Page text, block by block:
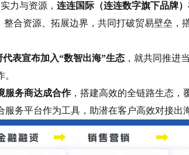
力与资源， 连连国际（连连数字旗下品牌
合资源、拓展边界，共同打破贸易壁垒，
表宣布加入“数智出海”生态 ，就共同推进
服务商达成合作，搭建高效的全链路生态，
务平台作为工具，助潜在客户高效对接出